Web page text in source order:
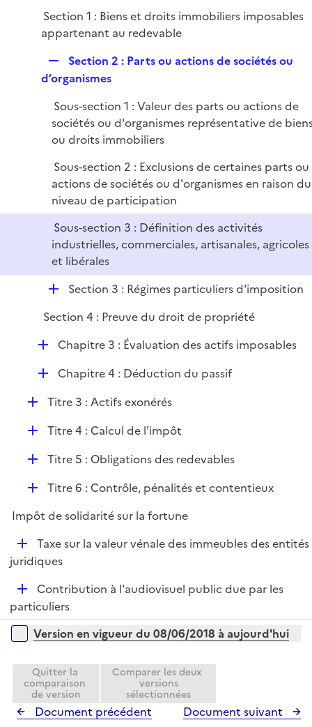
r p
l
e
r
Section 1 : Biens et droits immobiliers imposables
appartenant au redevable
e
l
i
e
Section 2 : Parts ou actions de sociétés ou
d’organismes
Sous-section 1 : Valeur des parts ou actions de
sociétés ou d'organismes représentative de
ou droits immobiliers
Sous-section 2 : Exclusions de certaines parts ou
actions de sociétés ou d'organismes en raison du
niveau de participation
Sous-section 3 : Définition des activités
industrielles, commerciales, artisanales, agricoles
et libérales
D
p
l
e
Section 3 : Régimes particuliers d'imposition
Section 4 : Preuve du droit de propriété
D
l
i
e
Chapitre 3 : Évaluation des actifs imposables
D
p
l
i
e
Chapitre 4 : Déduction du passif
DTitre 3 : Actifs exonérés
D
e
Titre 4 : Calcul de l'impôt
D
l
i
e
r
Titre 5 : Obligations des redevables
D
p
l
e
r
Titre 6 : Contrôle, pénalités et contentieux
Impôt de solidarité sur la fortune
D
é
i
e
r
Taxe sur la valeur vénale des immeubles des entités
juridiques
D
é
p
e
r
Contribution à l'audiovisuel public due par les
particuliers
Versions sur la période
Version en vigueur du 08/06/2018 à aujourd'hui
Quitter la
comparaison
de version
Comparer les deux
versions
sélectionnées
Document précédent Document suivant